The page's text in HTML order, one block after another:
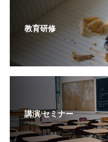
教育研修
講演/セミナー